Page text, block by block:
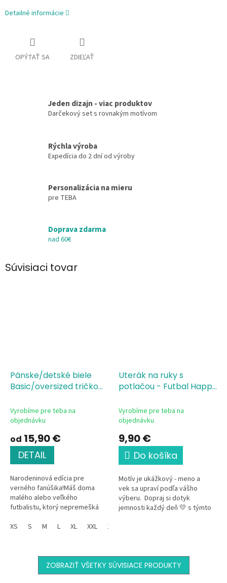
Detailné informácie
OPÝTAŤ SA ZDIEĽAŤ
Jeden dizajn - viac produktov
Darčekový set s rovnakým motívom
Rýchla výroba
Expedícia do 2 dní od výroby
Personalizácia na mieru
pre TEBA
Doprava zdarma
nad 60€
Súvisiaci tovar
Pánske/detské biele
Basic/oversized tričko
Vyrobíme pre teba na
objednávku
od 15,90 €
DETAIL
Narodeninová edícia pre
verného fanúšika!Máš doma
malého alebo veľkého
futbalistu, ktorý nepremešká
na trávniku s loptou pri nohe?
XS S M L XL XXL 134
Uterák na ruky s
potlačou - Futbal Happy
Vyrobíme pre teba na
objednávku
9,90 €
Do košíka
Motív je ukážkový - meno a
vek sa upraví podľa vášho
výberu. Dopraj si dotyk
jemnosti každý deň 💛 s týmto
ZOBRAZIŤ VŠETKY SÚVISIACE PRODUKTY